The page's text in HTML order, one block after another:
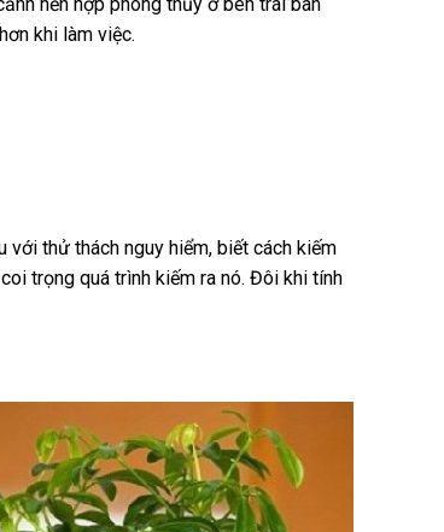
khi làm việc.
thử thách nguy hiểm, biết cách kiếm
trọng quá trình kiếm ra nó. Đôi khi tính